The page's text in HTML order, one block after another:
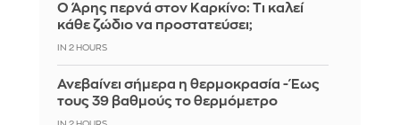
Ο Άρης περνά στον Καρκίνο: Τι καλεί
κάθε ζώδιο να προστατεύσει;
IN 2 HOURS
Ανεβαίνει σήμερα η θερμοκρασία - Έως
τους 39 βαθμούς το θερμόμετρο